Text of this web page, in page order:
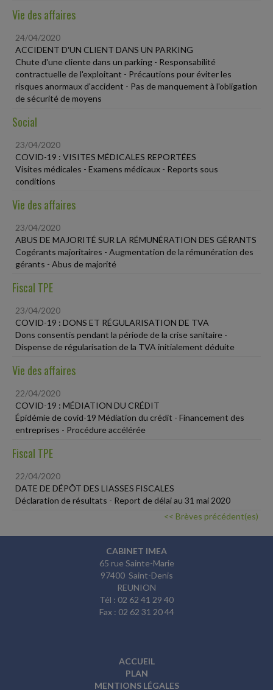
Vie des affaires
24/04/2020
ACCIDENT D'UN CLIENT DANS UN PARKING
Chute d'une cliente dans un parking - Responsabilité
contractuelle de l'exploitant - Précautions pour éviter les
risques anormaux d'accident - Pas de manquement à l'obligation
de sécurité de moyens
Social
23/04/2020
COVID-19 : VISITES MÉDICALES REPORTÉES
Visites médicales - Examens médicaux - Reports sous
conditions
Vie des affaires
23/04/2020
ABUS DE MAJORITÉ SUR LA RÉMUNÉRATION DES GÉRANTS
Cogérants majoritaires - Augmentation de la rémunération des
gérants - Abus de majorité
Fiscal TPE
23/04/2020
COVID-19 : DONS ET RÉGULARISATION DE TVA
Dons consentis pendant la période de la crise sanitaire -
Dispense de régularisation de la TVA initialement déduite
Vie des affaires
22/04/2020
COVID-19 : MÉDIATION DU CRÉDIT
Épidémie de covid-19 Médiation du crédit - Financement des
entreprises - Procédure accélérée
Fiscal TPE
22/04/2020
DATE DE DÉPÔT DES LIASSES FISCALES
Déclaration de résultats - Report de délai au 31 mai 2020
<< Brèves précédent(es)
CABINET IMEA
65 rue Sainte-Marie
97400 Saint-Denis
REUNION
Tél : 02 62 41 29 40
Fax : 02 62 31 20 44
ACCUEIL
PLAN
MENTIONS LÉGALES